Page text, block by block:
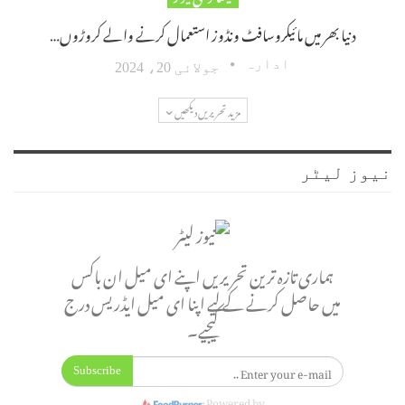
دنیا بھر میں مائیکروسافٹ ونڈوز استعمال کرنے والے کروڑوں…
ادارہ جولائی 20، 2024
مزید تحریریں دیکھیں
نیوز لیٹر
ہماری تازہ ترین تحریریں اپنے ای میل ان باکس
میں حاصل کرنے کے لیے اپنا ای میل ایڈریس درج
کیجیے۔
Subscribe